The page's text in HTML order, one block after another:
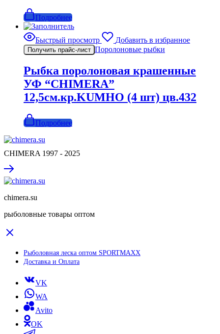
Подробнее
Быстрый просмотр Добавить в избранное
Получить прайс-лист Поролоновые рыбки
Рыбка поролоновая крашенные
УФ “CHIMERA”
12,5см.кр.KUMHO (4 шт) цв.432
Подробнее
CHIMERA 1997 - 2025
chimera.su
рыболовные товары оптом
Рыболовная леска оптом SPORTMAXX
Доставка и Оплата
VK
WA
Avito
OK